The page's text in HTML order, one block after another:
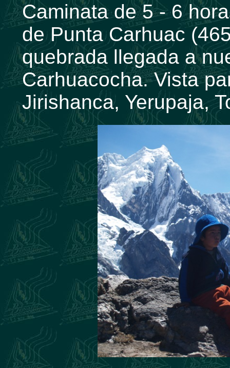
Caminata de 5 - 6
de Punta Carhuac
quebrada llegada a
Carhuacocha. Vista
Jirishanca, Yerupaja,